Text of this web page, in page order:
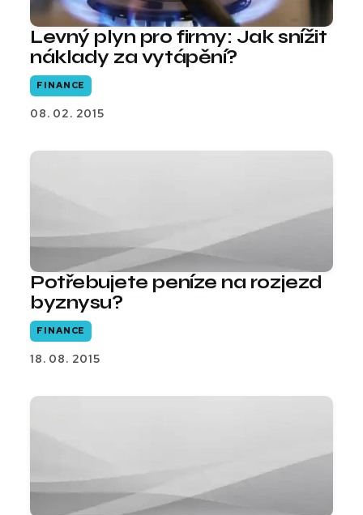
Levný plyn pro firmy: Jak snížit
náklady za vytápění?
FINANCE
08. 02. 2015
Potřebujete peníze na rozjezd
byznysu?
FINANCE
18. 08. 2015